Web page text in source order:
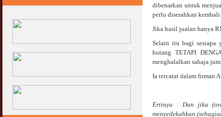
dibenarkan untuk
perlu diserahkan
Jika hasil jualan hanya
Selain itu bagi sesiapa
hutang TETAPI
menghalalkan sahaja
Ia tercatat dalam firman
Ertinya : Dan jika
menyedekahkan